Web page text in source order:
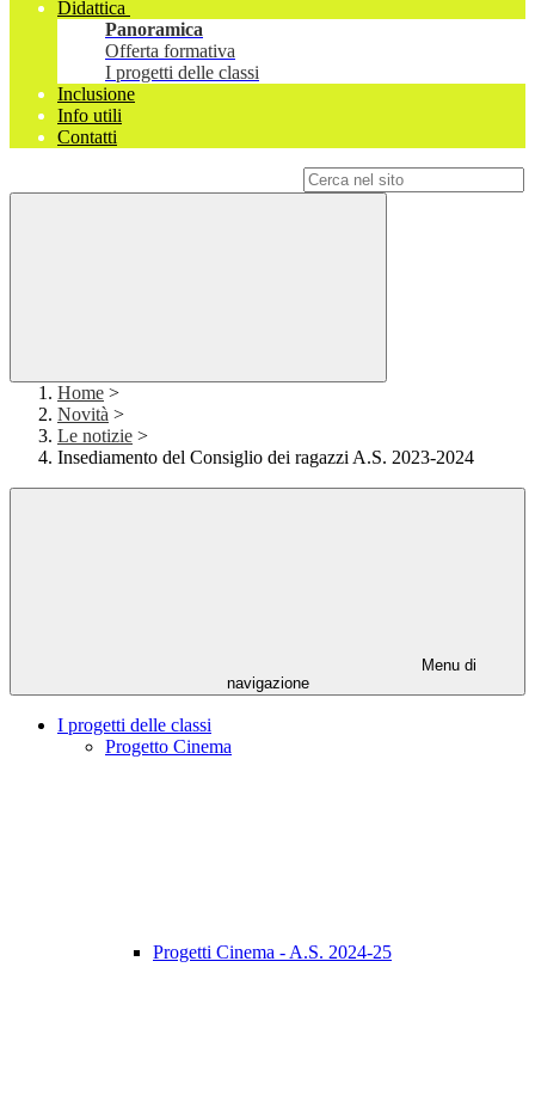
Didattica
Panoramica
Offerta formativa
I progetti delle classi
Inclusione
Info utili
Contatti
Home >
Novità >
Le notizie >
Insediamento del Consiglio dei ragazzi A.S. 2023-2024
Menu di
navigazione
I progetti delle classi
Progetto Cinema
Progetti Cinema - A.S. 2024-25